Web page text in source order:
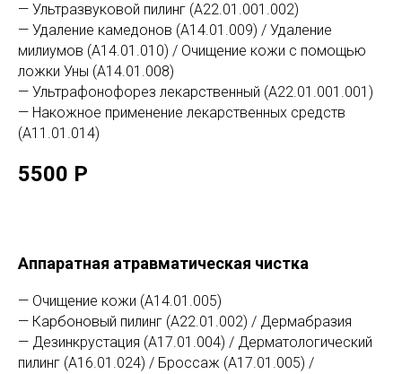
— Ультразвуковой пилинг (А22.01.001.002)
— Удаление камедонов (А14.01.009) / Удаление
милиумов (А14.01.010) / Очищение кожи с помощью
ложки Уны (А14.01.008)
— Ультрафонофорез лекарственный (А22.01.001.001)
— Накожное применение лекарственных средств
(А11.01.014)
5500 Р
Аппаратная атравматическая чистка
— Очищение кожи (А14.01.005)
— Карбоновый пилинг (А22.01.002) / Дермабразия
— Дезинкрустация (А17.01.004) / Дерматологический
пилинг (А16.01.024) / Броссаж (А17.01.005) /